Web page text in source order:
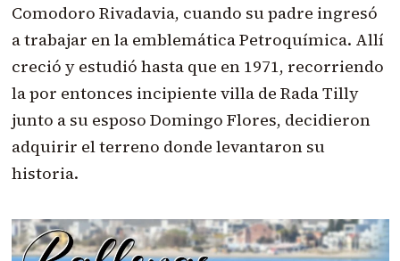
Comodoro Rivadavia, cuando su padre ingresó
a trabajar en la emblemática Petroquímica. Allí
creció y estudió hasta que en 1971, recorriendo
la por entonces incipiente villa de Rada Tilly
junto a su esposo Domingo Flores, decidieron
adquirir el terreno donde levantaron su
historia.